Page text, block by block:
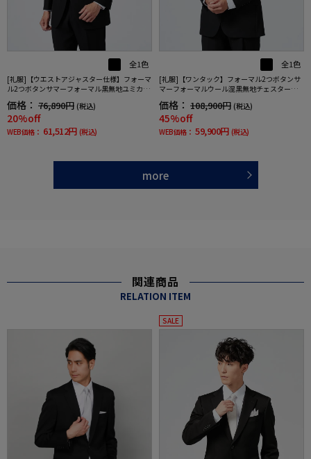
全1色
[礼服]【ウエストアジャスター仕様】フォーマ
ル2つボタンサマーフォーマル黒無地ユミカツ
ラ春夏礼服【定番】
価格： 76,890円 (税込)
20%off
WEB価格： 61,512円 (税込)
全1色
[礼服]【ワンタック】フォーマル2つボタンサ
マーフォーマルウール混黒無地チェスターバ
リー春夏礼服
価格： 108,900円 (税込)
45%off
WEB価格： 59,900円 (税込)
more
関連商品
RELATION ITEM
SALE